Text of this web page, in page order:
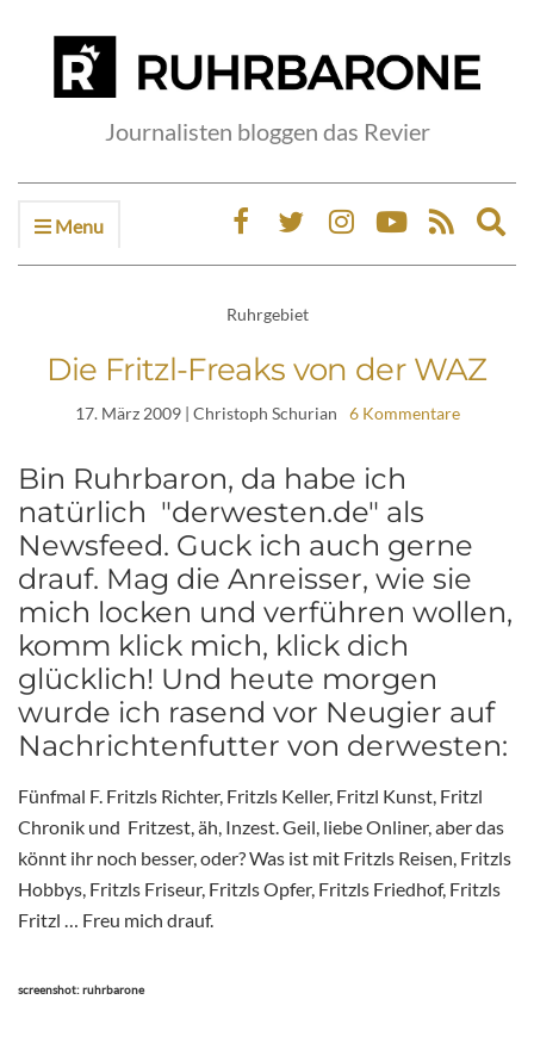
Journalisten bloggen das Revier
Menu
Ruhrgebiet
Die Fritzl-Freaks von der WAZ
17. März 2009| Christoph Schurian 6 Kommentare
Bin Ruhrbaron, da habe ich
natürlich "derwesten.de" als
Newsfeed. Guck ich auch gerne
drauf. Mag die Anreisser, wie sie
mich locken und verführen wollen,
komm klick mich, klick dich
glücklich! Und heute morgen
wurde ich rasend vor Neugier auf
Nachrichtenfutter von derwesten:
Fünfmal F. Fritzls Richter, Fritzls Keller, Fritzl Kunst, Fritzl
Chronik und Fritzest, äh, Inzest. Geil, liebe Onliner, aber das
könnt ihr noch besser, oder? Was ist mit Fritzls Reisen, Fritzls
Hobbys, Fritzls Friseur, Fritzls Opfer, Fritzls Friedhof, Fritzls
Fritzl … Freu mich drauf.
screenshot: ruhrbarone